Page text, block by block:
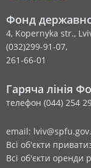
Фонд
4, Kopernyka str.,
(032)299-91-07,
261-66-01
Гаряча лінія
телефон (044) 254
email:
Всі об'єкти
Всі об'єкти оренди